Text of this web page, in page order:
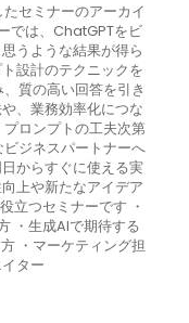
セミナーのアーカイ
では、ChatGPTをビ
うような結果が得ら
設計のテクニックを
質の高い回答を引き
、業務効率化につな
ロンプトの工夫次第
ジネスパートナーへ
からすぐに使える実
上や新たなアイデア
立つセミナーです ・
・生成AIで期待する
・マーケティング担
ター